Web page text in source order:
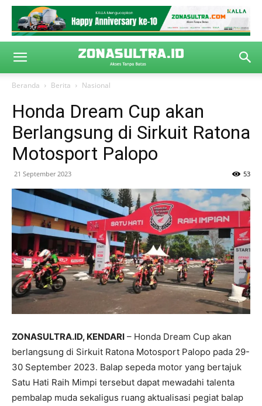
Beranda Berita Nasional
Honda Dream Cup akan
Berlangsung di Sirkuit Ratona
Motosport Palopo
21 September 2023 53
ZONASULTRA.ID, KENDARI – Honda Dream Cup akan
berlangsung di Sirkuit Ratona Motosport Palopo pada 29-
30 September 2023. Balap sepeda motor yang bertajuk
Satu Hati Raih Mimpi tersebut dapat mewadahi talenta
pembalap muda sekaligus ruang aktualisasi pegiat balap